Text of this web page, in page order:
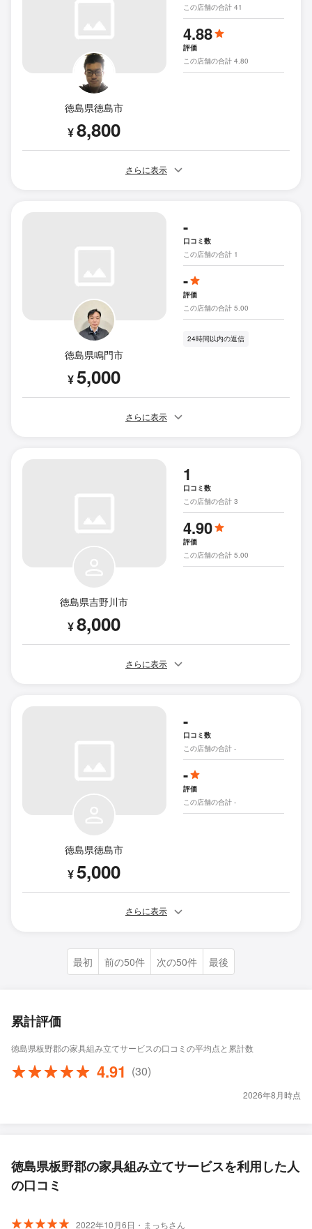
徳島県徳島市
¥8,800
この店舗の合計 41
4.88
評価
この店舗の合計 4.80
さらに表示
徳島県鳴門市
¥5,000
-
口コミ数
この店舗の合計 1
-
評価
この店舗の合計 5.00
24時間以内の返信
さらに表示
徳島県吉野川市
¥8,000
1
口コミ数
この店舗の合計 3
4.90
評価
この店舗の合計 5.00
さらに表示
徳島県徳島市
¥5,000
-
口コミ数
この店舗の合計 -
-
評価
この店舗の合計 -
さらに表示
最初 前の50件 次の50件 最後
累計評価
徳島県板野郡の家具組み立てサービスの口コミの平均点と累計数
4.91 (30)
2026年8月時点
徳島県板野郡の家具組み立てサービスを利用した人
の口コミ
2022年10月6日・まっちさん